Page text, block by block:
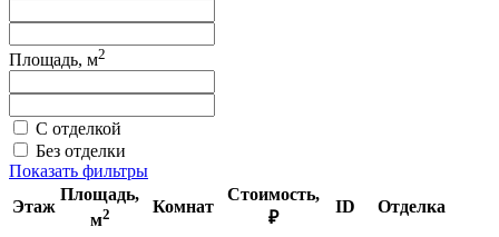
Площадь, м2
С отделкой
Без отделки
Показать фильтры
Этаж
Площадь,
м2 Комнат
Стоимость,
₽
ID Отделка